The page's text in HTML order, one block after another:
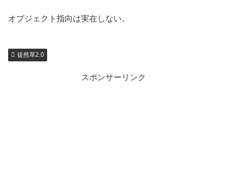
オブジェクト指向は実在しない。
徒然草2.0
スポンサーリンク